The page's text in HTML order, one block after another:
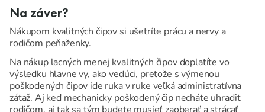
Na záver?
Nákupom kvalitných čipov si ušetríte prácu a nervy a
rodičom peňaženky.
Na nákup lacných menej kvalitných čipov doplatíte vo
výsledku hlavne vy, ako vedúci, pretože s výmenou
poškodených čipov ide ruka v ruke veľká administratívna
záťaž. Aj keď mechanicky poškodený čip necháte uhradiť